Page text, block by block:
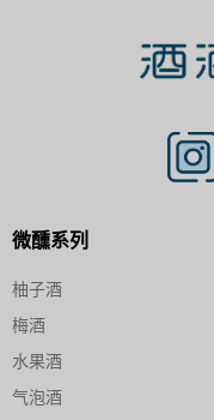
微醺系列
柚子酒
梅酒
水果酒
气泡酒